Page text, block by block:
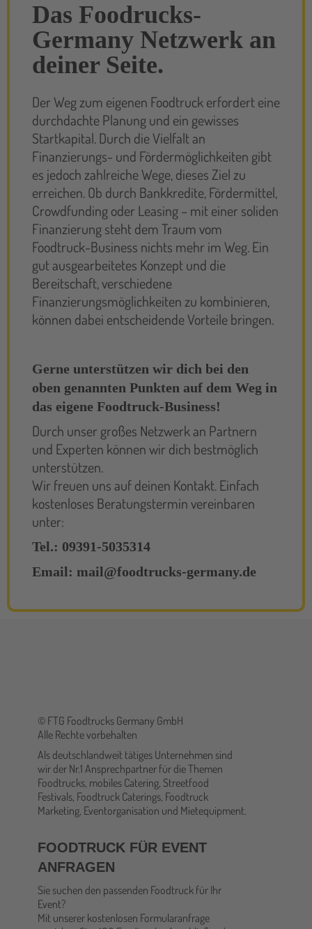
Das Foodrucks-
Germany Netzwerk an
deiner Seite.
Der Weg zum eigenen Foodtruck erfordert eine
durchdachte Planung und ein gewisses
Startkapital. Durch die Vielfalt an
Finanzierungs- und Fördermöglichkeiten gibt
es jedoch zahlreiche Wege, dieses Ziel zu
erreichen. Ob durch Bankkredite, Fördermittel,
Crowdfunding oder Leasing – mit einer soliden
Finanzierung steht dem Traum vom
Foodtruck-Business nichts mehr im Weg. Ein
gut ausgearbeitetes Konzept und die
Bereitschaft, verschiedene
Finanzierungsmöglichkeiten zu kombinieren,
können dabei entscheidende Vorteile bringen.
Gerne unterstützen wir dich bei den
oben genannten Punkten auf dem Weg in
das eigene Foodtruck-Business!
Durch unser großes Netzwerk an Partnern
und Experten können wir dich bestmöglich
unterstützen.
Wir freuen uns auf deinen Kontakt. Einfach
kostenloses Beratungstermin vereinbaren
unter:
Tel.: 09391-5035314
Email: mail@foodtrucks-germany.de
© FTG Foodtrucks Germany GmbH
Alle Rechte vorbehalten
Als deutschlandweit tätiges Unternehmen sind
wir der Nr.1 Ansprechpartner für die Themen
Foodtrucks, mobiles Catering, Streetfood
Festivals, Foodtruck Caterings, Foodtruck
Marketing, Eventorganisation und Mietequipment.
FOODTRUCK FÜR EVENT
ANFRAGEN
Sie suchen den passenden Foodtruck für Ihr
Event?
Mit unserer kostenlosen Formularanfrage